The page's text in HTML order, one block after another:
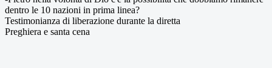
dentro le 10 nazioni in prima linea?
Testimonianza di liberazione durante la diretta
Preghiera e santa cena